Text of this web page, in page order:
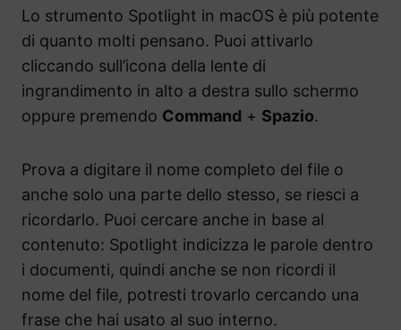
Lo strumento Spotlight in macOS è più potente
di quanto molti pensano. Puoi attivarlo
cliccando sull’icona della lente di
ingrandimento in alto a destra sullo schermo
oppure premendo Command + Spazio.
Prova a digitare il nome completo del file o
anche solo una parte dello stesso, se riesci a
ricordarlo. Puoi cercare anche in base al
contenuto: Spotlight indicizza le parole dentro
i documenti, quindi anche se non ricordi il
nome del file, potresti trovarlo cercando una
frase che hai usato al suo interno.